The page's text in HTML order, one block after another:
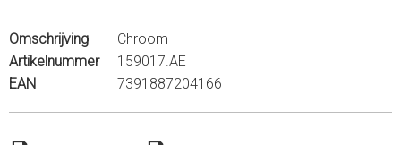
Omschrijving
Chroom
Artikelnummer
159017.AE
EAN
7391887204166